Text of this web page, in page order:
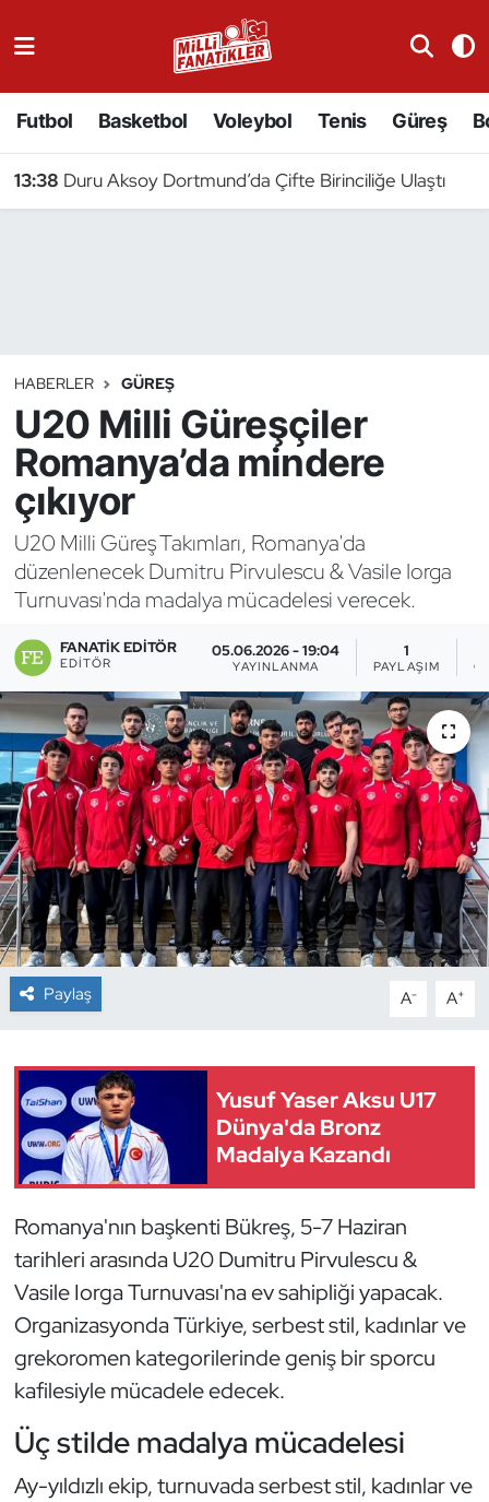
Futbol Basketbol Voleybol Tenis Güreş
13:38 Duru Aksoy Dortmund’da Çifte Birinciliğe Ulaştı
HABERLER GÜREŞ
U20 Milli Güreşçiler
Romanya’da mindere
çıkıyor
U20 Milli Güreş Takımları, Romanya'da
düzenlenecek Dumitru Pirvulescu & Vasile Iorga
Turnuvası'nda madalya mücadelesi verecek.
FANATIK EDITÖR
EDITÖR
05.06.2026 - 19:04
YAYINLANMA
1
PAYLAŞIM
Paylaş A- A+
Yusuf Yaser Aksu U17
Dünya'da Bronz
Madalya Kazandı
Romanya'nın başkenti Bükreş, 5-7 Haziran
tarihleri arasında U20 Dumitru Pirvulescu &
Vasile Iorga Turnuvası'na ev sahipliği yapacak.
Organizasyonda Türkiye, serbest stil, kadınlar ve
grekoromen kategorilerinde geniş bir sporcu
kafilesiyle mücadele edecek.
Üç stilde madalya mücadelesi
Ay-yıldızlı ekip, turnuvada serbest stil, kadınlar ve
Badminton
Binicilik
Bisiklet
Bocce Bowling Dart
Boks
Briç
Buz Hokeyi
Buz Pateni
Çim Hokeyi
Cimnastik
Curling
Dağcılık
Dövüş Sanatı
E-Spor
Futbol
Futsal
Genel
Güreş